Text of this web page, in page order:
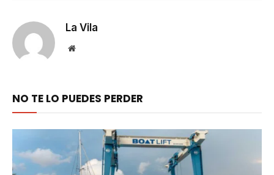
La Vila
Website
NO TE LO PUEDES PERDER